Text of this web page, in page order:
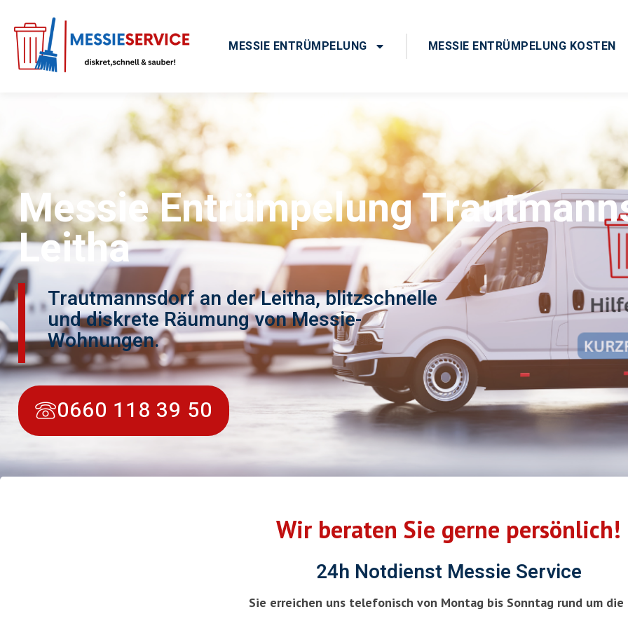
MESSIE ENTRÜMPELUNG MESSIE ENTRÜMPELUNG KOSTEN
Messie Entrümpelung
Leitha
Trautmannsdorf an der Leitha, blitzschnelle
und diskrete Räumung von Messie-
Wohnungen.
0660 118 39 50
Wir beraten Sie gerne persönlich!
24h Notdienst Messie Service
Sie erreichen uns telefonisch von Montag bis Sonntag rund um die